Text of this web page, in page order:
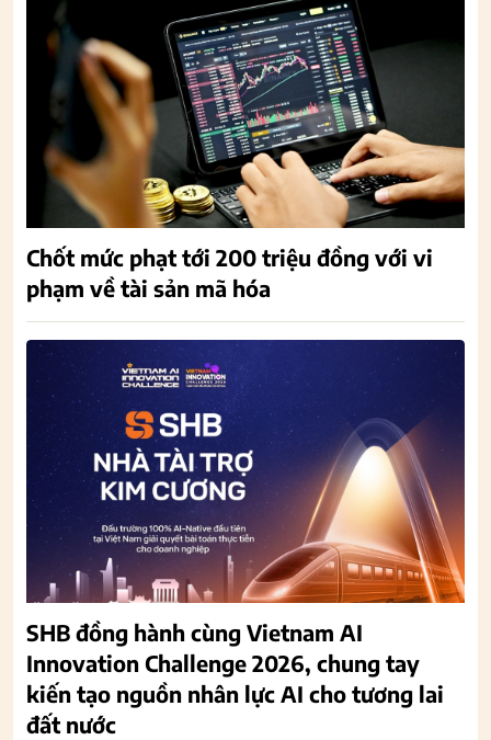
Chốt mức phạt tới 200 triệu đồng với vi
phạm về tài sản mã hóa
SHB đồng hành cùng Vietnam AI
Innovation Challenge 2026, chung tay
kiến tạo nguồn nhân lực AI cho tương lai
đất nước